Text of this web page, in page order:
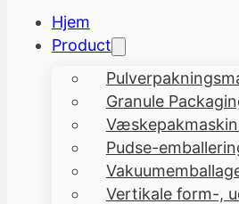
Hjem
Product
Granule
Pudse-
Vertikale form-,